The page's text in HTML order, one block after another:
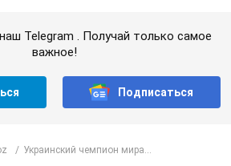
Telegram . Получай только самое
важное!
Подписаться
Украинский чемпион мира...